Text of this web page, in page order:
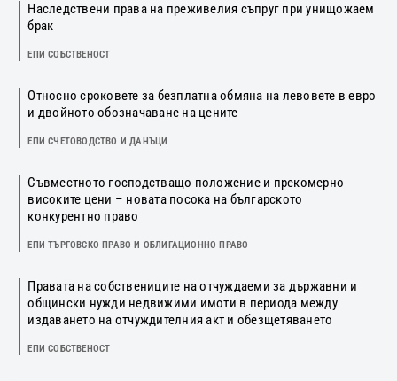
Наследствени права на преживелия съпруг при унищожаем
брак
ЕПИ СОБСТВЕНОСТ
Относно сроковете за безплатна обмяна на левовете в евро
и двойното обозначаване на цените
ЕПИ СЧЕТОВОДСТВО И ДАНЪЦИ
Съвместното господстващо положение и прекомерно
високите цени – новата посока на българското
конкурентно право
ЕПИ ТЪРГОВСКО ПРАВО И ОБЛИГАЦИОННО ПРАВО
Правата на собствениците на отчуждаеми за държавни и
общински нужди недвижими имоти в периода между
издаването на отчуждителния акт и обезщетяването
ЕПИ СОБСТВЕНОСТ